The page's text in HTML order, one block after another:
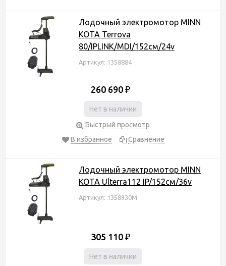
Лодочный электромотор MINN
KOTA Terrova
80/IPLINK/MDI/152см/24v
Артикул: 1358884
260 690 ₽
Нет в наличии
Быстрый просмотр
В избранное
Сравнение
Лодочный электромотор MINN
KOTA Ulterra112 IP/152см/36v
Артикул: 1358930M
305 110 ₽
Нет в наличии